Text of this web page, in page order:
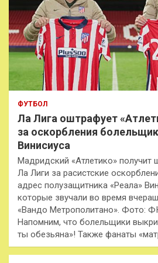
ФУТБОЛ
Ла Лига оштрафует
за оскорбления
Винисиуса
Мадридский «Атлетико» получит
Ла Лиги за расистские
адрес полузащитника «Реала»
которые звучали во время
«Вандо Метрополитано». Фото:
Напомним, что болельщики
ты обезьяна»! Также фанаты